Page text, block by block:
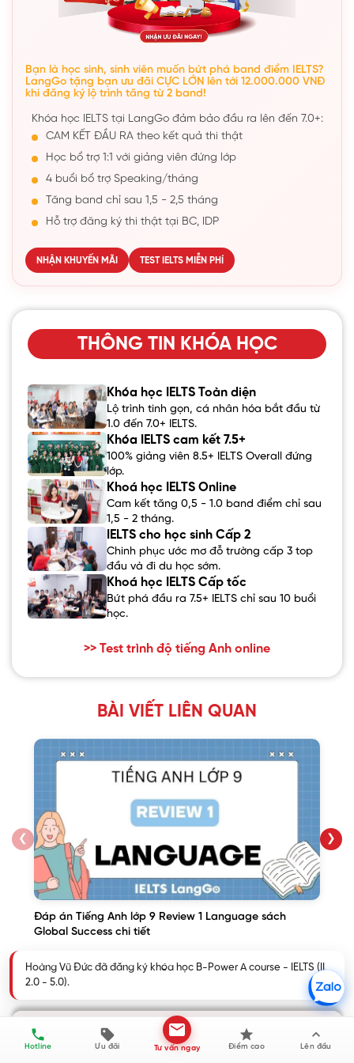
Bạn là học sinh, sinh viên muốn bứt phá band điểm IELTS?
LangGo tặng bạn ưu đãi CỰC LỚN lên tới 12.000.000 VNĐ
khi đăng ký lộ trình tăng từ 2 band!
Khóa học IELTS tại LangGo đảm bảo đầu ra lên đến 7.0+:
CAM KẾT ĐẦU RA theo kết quả thi thật
Học bổ trợ 1:1 với giảng viên đứng lớp
4 buổi bổ trợ Speaking/tháng
Tăng band chỉ sau 1,5 - 2,5 tháng
Hỗ trợ đăng ký thi thật tại BC, IDP
NHẬN KHUYẾN MÃI TEST IELTS MIỄN PHÍ
THÔNG TIN KHÓA HỌC
Khóa học IELTS Toàn diện
Lộ trình tinh gọn, cá nhân hóa bắt đầu từ
1.0 đến 7.0+ IELTS.
Khóa IELTS cam kết 7.5+
100% giảng viên 8.5+ IELTS Overall đứng
lớp.
Khoá học IELTS Online
Cam kết tăng 0,5 - 1.0 band điểm chỉ sau
1,5 - 2 tháng.
IELTS cho học sinh Cấp 2
Chinh phục ước mơ đỗ trường cấp 3 top
đầu và đi du học sớm.
Khoá học IELTS Cấp tốc
Bứt phá đầu ra 7.5+ IELTS chỉ sau 10 buổi
học.
>> Test trình độ tiếng Anh online
BÀI VIẾT LIÊN QUAN
❮
Đáp án Tiếng Anh lớp 9 Review 1 Language sách
Global Success chi tiết
❯
KHÁM PHÁ THÊM
Hotline Ưu đãi Tư vấn ngay Điểm cao Lên đầu